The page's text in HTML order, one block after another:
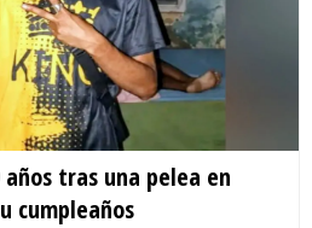
tras una pelea en
cumpleaños